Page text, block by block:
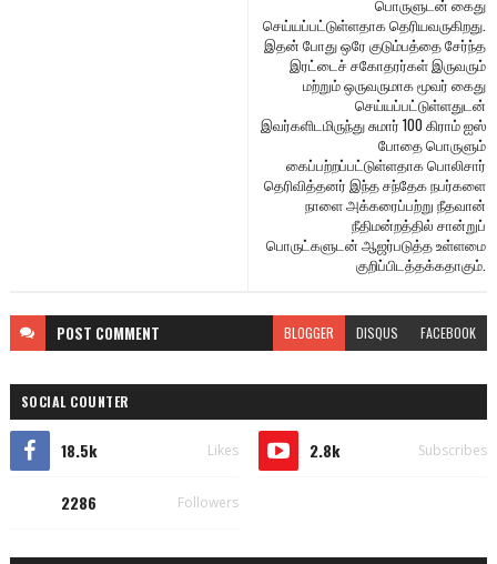
பொருளுடன் கைது
செய்யப்பட்டுள்ளதாக தெரியவருகிறது.
இதன் போது ஒரே குடும்பத்தை சேர்ந்த
இரட்டைச் சகோதரர்கள் இருவரும்
மற்றும் ஒருவருமாக மூவர் கைது
செய்யப்பட்டுள்ளதுடன்
இவர்களிடமிருந்து சுமார் 100 கிராம் ஐஸ்
போதை பொருளும்
கைப்பற்றப்பட்டுள்ளதாக பொலிசார்
தெரிவித்தனர் இந்த சந்தேக நபர்களை
நாளை அக்கரைப்பற்று நீதவான்
நீதிமன்றத்தில் சான்றுப்
பொருட்களுடன் ஆஜர்படுத்த உள்ளமை
குறிப்பிடத்தக்கதாகும்.
POST COMMENT BLOGGER DISQUS FACEBOOK
SOCIAL COUNTER
18.5k Likes 2.8k Subscribes
2286 Followers